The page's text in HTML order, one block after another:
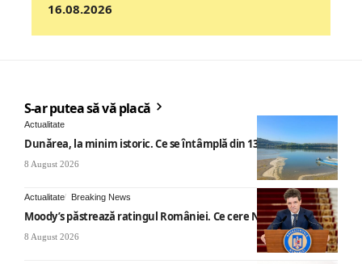
16.08.2026
S-ar putea să vă placă
Actualitate
Dunărea, la minim istoric. Ce se întâmplă din 13 august
8 August 2026
Actualitate Breaking News
Moody’s păstrează ratingul României. Ce cere Nicușor Dan
8 August 2026